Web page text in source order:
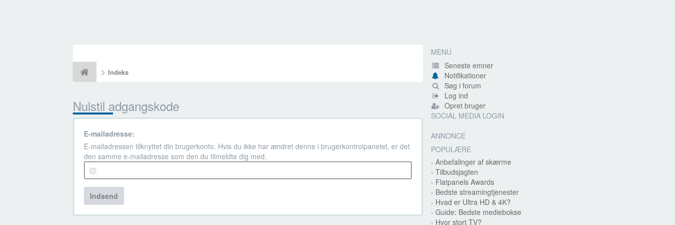
Indeks
Nulstil adgangskode
E-mailadresse:
E-mailadressen tilknyttet din brugerkonto. Hvis du ikke har ændret denne i brugerkontrolpanelet, er det
den samme e-mailadresse som den du tilmeldte dig med.
Indsend
MENU
Seneste emner
Notifikationer
Søg i forum
Log ind
Opret bruger
SOCIAL MEDIA LOGIN
ANNONCE
POPULÆRE
›Anbefalinger af skærme
›Tilbudsjagten
› Flatpanels Awards
› Bedste streamingtjenester
› Hvad er Ultra HD & 4K?
›Guide: Bedste mediebokse
› Hvor stort TV?